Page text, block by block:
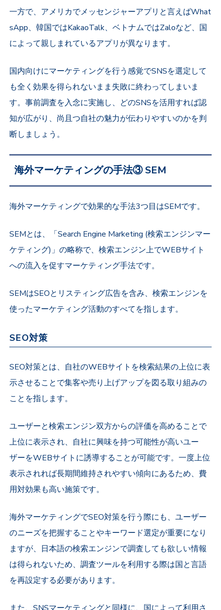
一方で、アメリカでメッセンジャーアプリと言えばWhat
sApp、韓国ではKakaoTalk、ベトナムではZaloなど、国
によって親しまれているアプリが異なります。
国内向けにマーケティングを行う感覚でSNSを選定して
も全く効果を得られないまま失敗に終わってしまいま
す。事前調査を入念に実施し、どのSNSを活用すれば認
知が広がり、尚且つ自社の魅力が伝わりやすいのかを判
断しましょう。
海外マーケティングの手法③SEM
海外マーケティングで効果的な手法3つ目はSEMです。
SEMとは、「Search Engine Marketing (検索エンジンマー
ケティング)」の略称で、検索エンジン上でWEBサイト
への流入を促すマーケティング手法です。
SEMはSEOとリスティング広告を含み、検索エンジンを
使ったマーケティング活動のすべてを指します。
SEO対策
SEO対策とは、自社のWEBサイトを検索結果の上位に表
示させることで集客や売り上げアップを図る取り組みの
ことを指します。
ユーザーと検索エンジン双方からの評価を高めることで
上位に表示され、自社に興味を持つ可能性が高いユー
ザーをWEBサイトに誘導することが可能です。一度上位
表示されれば長期間維持されやすい傾向にあるため、費
用対効果も高い施策です。
海外マーケティングでSEO対策を行う際にも、ユーザー
のニーズを把握することやキーワード選定が重要になり
ますが、日本語の検索エンジンで調査しても欲しい情報
は得られないため、調査ツールを利用する際は国と言語
を再設定する必要があります。